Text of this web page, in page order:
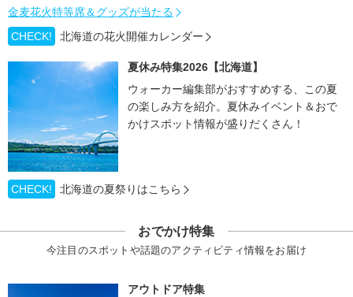
金麦花火特等席＆グッズが当たる
CHECK!
北海道の花火開催カレンダー
夏休み特集2026【北海道】
ウォーカー編集部がおすすめする、この夏
の楽しみ方を紹介。夏休みイベント＆おで
かけスポット情報が盛りだくさん！
CHECK! 北海道の夏祭りはこちら
おでかけ特集
今注目のスポットや話題のアクティビティ情報をお届け
アウトドア特集